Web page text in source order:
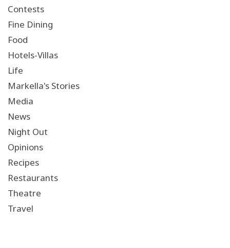
Contests
Fine Dining
Food
Hotels-Villas
Life
Markella's Stories
Media
News
Night Out
Opinions
Recipes
Restaurants
Theatre
Travel